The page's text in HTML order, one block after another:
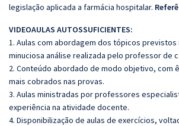
legislação aplicada a farmácia hospitalar.
VIDEOAULAS AUTOSSUFICIENTES:
1. Aulas com abordagem dos tópicos previstos
minuciosa análise realizada pelo professor de
2. Conteúdo abordado de modo objetivo, com
mais cobrados nas provas.
3. Aulas ministradas por professores
experiência na atividade docente.
4. Disponibilização de aulas de exercícios,